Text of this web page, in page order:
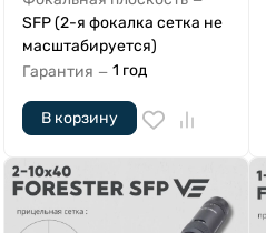
SFP (2-я фокалка сетка не
масштабируется)
Гарантия — 1 год
В корзину